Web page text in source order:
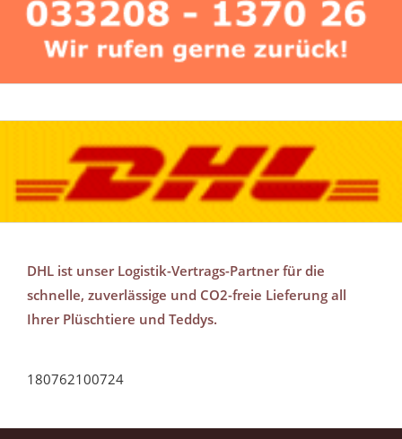
DHL ist unser Logistik-Vertrags-Partner für die
schnelle, zuverlässige und CO2-freie Lieferung all
Ihrer Plüschtiere und Teddys.
180762100724